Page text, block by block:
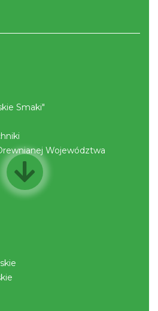
Smaki"
Województwa